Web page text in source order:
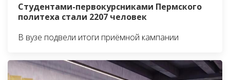
Студентами-первокурсниками Пермского
политеха стали 2207 человек
В вузе подвели итоги приёмной кампании